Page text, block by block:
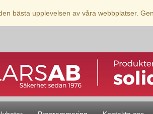
bästa upplevelsen av våra webbplatser.